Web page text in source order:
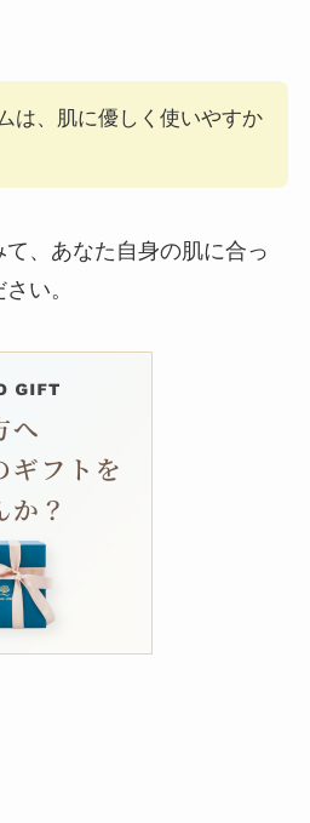
は、肌に優しく使いやすか
、あなた自身の肌に合っ
い。